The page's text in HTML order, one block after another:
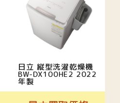
日立 縦型洗濯乾燥機
BW-DX100HE2 2022
年製